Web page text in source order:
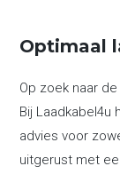
Optimaal
Op zoek naar
Bij Laadkabel4u
advies voor
uitgerust met